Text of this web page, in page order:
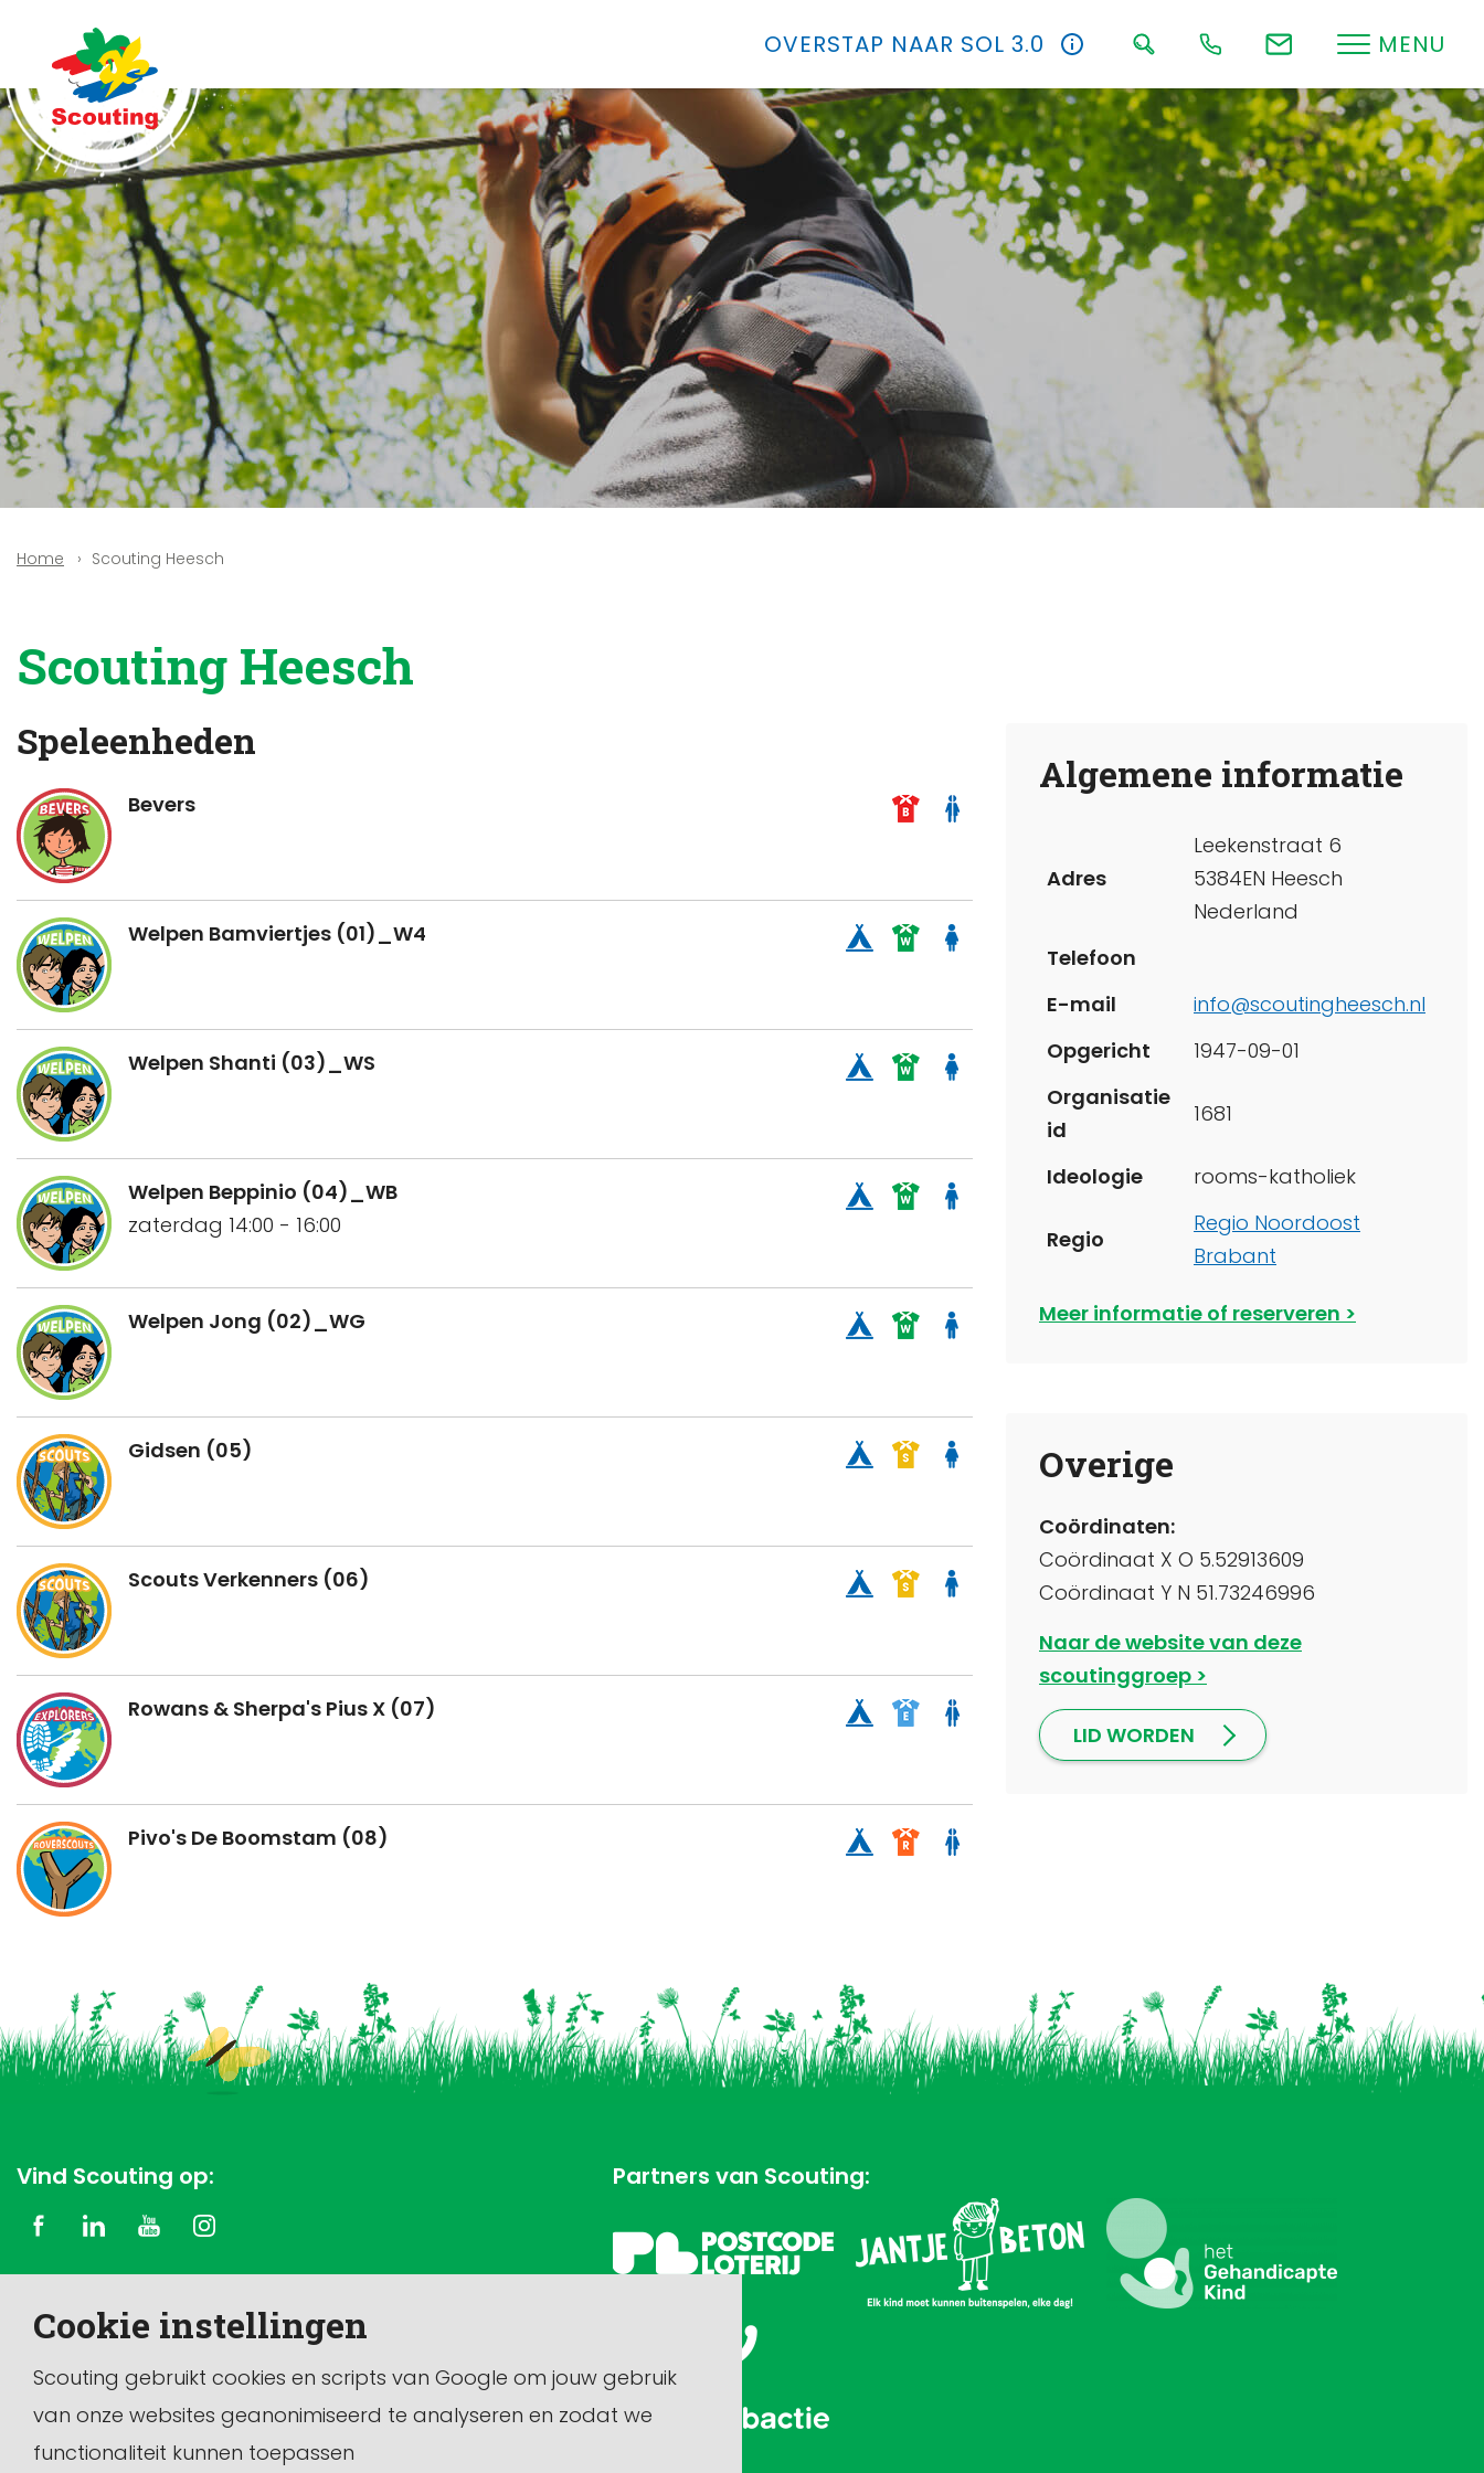
Cookie instellingen
Scouting gebruikt cookies en scripts van Google om jouw gebruik
van onze websites geanonimiseerd te analyseren en zodat we
functionaliteit kunnen toepassen
OVERSTAP NAAR SOL 3.0 MENU
Home Scouting Heesch
Scouting Heesch
Speleenheden
Bevers
Welpen Bamviertjes (01)_W4
Welpen Shanti (03)_WS
Welpen Beppinio (04)_WB
zaterdag 14:00 - 16:00
Welpen Jong (02)_WG
Gidsen (05)
Scouts Verkenners (06)
Rowans & Sherpa's Pius X (07)
Pivo's De Boomstam (08)
Algemene informatie
Adres
Leekenstraat 6
5384EN Heesch
Nederland
Telefoon
E-mail
info@scoutingheesch.nl
Opgericht
1947-09-01
Organisatie
id
1681
Ideologie rooms-katholiek
Regio
Regio Noordoost
Brabant
Meer informatie of reserveren
Overige
Coördinaten:
Coördinaat X O 5.52913609
Coördinaat Y N 51.73246996
Naar de website van deze
scoutinggroep
LID WORDEN
Vind Scouting op:
Dit is de officiële website van de vereniging Scouting
Partners van Scouting: